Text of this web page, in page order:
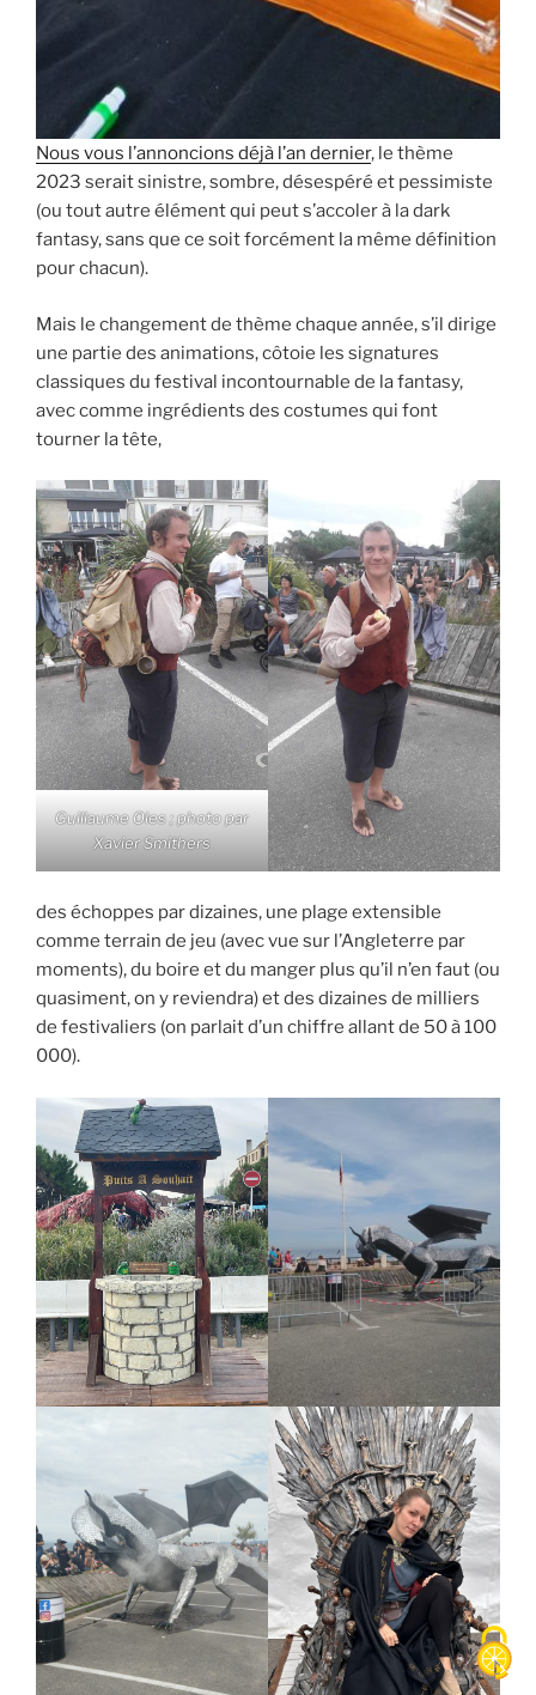
Nous vous l’annoncions déjà l’an dernier, le thème
2023 serait sinistre, sombre, désespéré et pessimiste
(ou tout autre élément qui peut s’accoler à la dark
fantasy, sans que ce soit forcément la même définition
pour chacun).
Mais le changement de thème chaque année, s’il dirige
une partie des animations, côtoie les signatures
classiques du festival incontournable de la fantasy,
avec comme ingrédients des costumes qui font
tourner la tête,
Guillaume Oles ; photo par
Xavier Smithers
des échoppes par dizaines, une plage extensible
comme terrain de jeu (avec vue sur l’Angleterre par
moments), du boire et du manger plus qu’il n’en faut (ou
quasiment, on y reviendra) et des dizaines de milliers
de festivaliers (on parlait d’un chiffre allant de 50 à 100
000).